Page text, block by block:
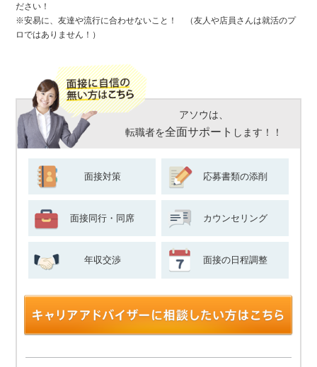
ださい！
※安易に、友達や流行に合わせないこと！ （友人や店員さんは就活のプ
ロではありません！）
アソウは、
転職者を全面サポート します！！
面接対策 応募書類の添削
面接同行・同席 カウンセリング
年収交渉 面接の日程調整